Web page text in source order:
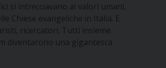
si intrecciavano ai valori umani,
Chiese evangeliche in Italia. E
ricercatori. Tutti insieme
diventarono una gigantesca